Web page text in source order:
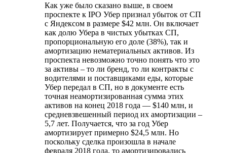
Как уже было сказано выше, в своем
проспекте к IPO Убер признал убыток от СП
с Яндексом в размере $42 млн. Он включает
как долю Убера в чистых убытках СП,
пропорциональную его доле (38%), так и
амортизацию нематериальных активов. Из
проспекта невозможно точно понять что это
за активы – то ли бренд, то ли контракты с
водителями и поставщиками еды, которые
Убер передал в СП, но в документе есть
точная неамортизированная сумма этих
активов на конец 2018 года — $140 млн, и
средневзвешенный период их амортизации –
5,7 лет. Получается, что за год Убер
амортизирует примерно $24,5 млн. Но
поскольку сделка произошла в начале
февраля 2018 года, то амортизировались